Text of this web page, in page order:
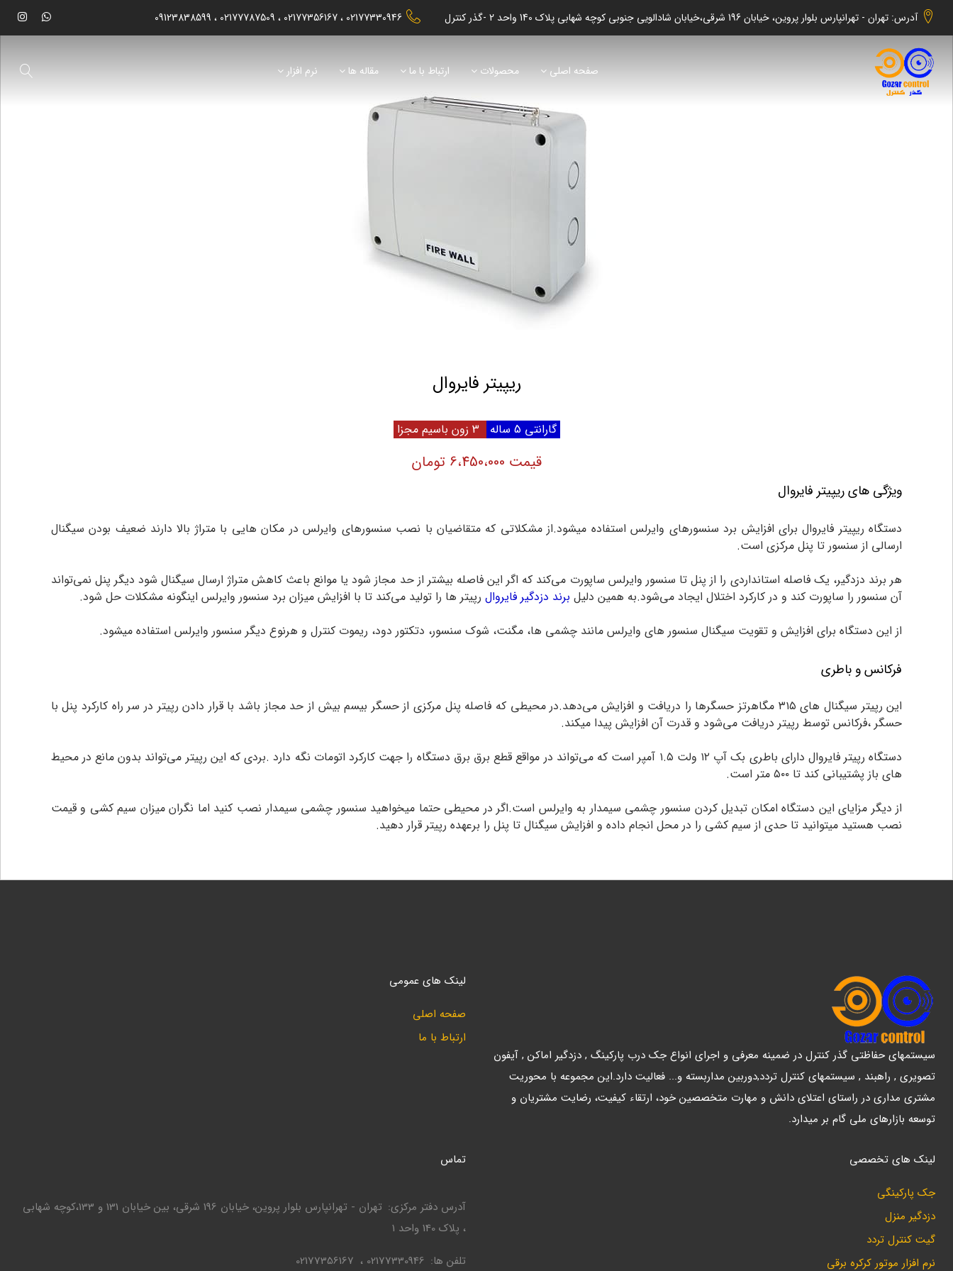
آدرس: تهران - تهرانپارس بلوار پروین، خیابان 196 شرقی،خیابان شادالویی جنوبی کوچه شهابی پلاک 140 واحد 2 -گذر کنترل 02177330946
02177356167
02177787509
09123838599
صفحه اصلی محصولات ارتباط با ما مقاله ها نرم افزار
ریپیتر فایروال
گارانتی 5 ساله
قیمت 6،450،000 تومان
ویژگی های ریپیتر فایروال
دستگاه ریپیتر فایروال برای افزایش برد سنسورهای وایرلس استفاده میشود.از مشکلاتی که متقاضیان با نصب سنسورهای وایرلس در مکان هایی با متراژ بالا دارند ضعیف بودن سیگنال
ارسالی از سنسور تا پنل مرکزی است.
هر برند دزدگیر، یک فاصله استانداردی را از پنل تا سنسور وایرلس ساپورت می‌کند که اگر این فاصله بیشتر از حد مجاز شود یا موانع باعث کاهش متراژ ارسال سیگنال شود دیگر پنل نمی‌تواند
آن سنسور را ساپورت کند و در کارکرد اختلال ایجاد می‌شود.به همین دلیل برند دزدگیر فایروالرپیتر ها را تولید می‌کند تا با افزایش میزان برد سنسور وایرلس اینگونه مشکلات حل شود.
از این دستگاه برای افزایش و تقویت سیگنال سنسور های وایرلس مانند چشمی ها، مگنت، شوک سنسور، دتکتور دود، ریموت کنترل و هرنوع دیگر سنسور وایرلس استفاده میشود.
فرکانس و باطری
این رپیتر سیگنال های ۳۱۵ مگاهرتز حسگرها را دریافت و افزایش می‌دهد.در محیطی که فاصله پنل مرکزی از حسگر بیسم بیش از حد مجاز باشد با قرار دادن رپیتر در سر راه کارکرد پنل با
حسگر ،فرکانس توسط رپیتر دریافت می‌شود و قدرت آن افزایش پیدا میکند.
دستگاه رپیتر فایروال دارای باطری بک آپ ۱۲ ولت ۱.۵ آمپر است که می‌تواند در مواقع قطع برق برق دستگاه را جهت کارکرد اتومات نگه دارد .بردی که این رپیتر می‌تواند بدون مانع در محیط
های باز پشتیبانی کند تا ۵۰۰ متر است.
از دیگر مزایای این دستگاه امکان تبدیل کردن سنسور چشمی سیمدار به وایرلس است.اگر در محیطی حتما میخواهید سنسور چشمی سیمدار نصب کنید اما نگران میزان سیم کشی و قیمت
نصب هستید میتوانید تا حدی از سیم کشی را در محل انجام داده و افزایش سیگنال تا پنل را برعهده رپیتر قرار دهید.
سیستمهای حفاظتی گذر کنترل در ضمینه معرفی و اجرای انواع جک درب پارکینگ , دزدگیر اماکن , آیفون
تصویری , راهبند , سیستمهای کنترل تردد,دوربین مداربسته و... فعالیت دارد.این مجموعه با محوریت
مشتری مداری در راستای اعتلای دانش و مهارت متخصصین خود، ارتقاء کیفیت، رضایت مشتریان و
توسعه بازارهای ملی گام بر میدارد.
لینک های عمومی
صفحه اصلی
ارتباط با ما
لینک های تخصصی
جک پارکینگی
دزدگیر منزل
گیت کنترل تردد
نرم افزار موتور کرکره برقی
تماس
آدرس دفتر مرکزی
تهران - تهرانپارس بلوار پروین، خیابان 196 شرقی، بین خیابان 131 و 133،کوچه شهابی
، پلاک 140 واحد 1
تلفن ها
02177330946
02177356167